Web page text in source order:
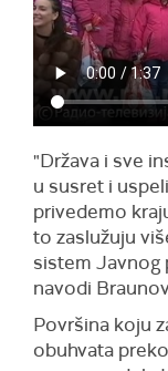
"Država i sve
u susret i
privedemo
to zaslužuju
sistem Javnog
navodi
Površina koju
obuhvata